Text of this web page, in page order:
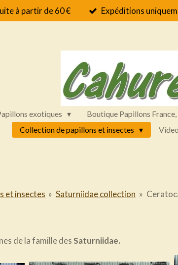
à partir de 60 € Expéditions
exotiques Boutique Papillons
Collection de papillons et insectes
et insectes » Saturniidae collection »
de la famille desSaturniidae.